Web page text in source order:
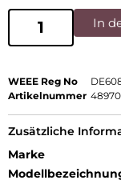
In
WEEE Reg No
Artikelnummer
Zusätzliche
Marke